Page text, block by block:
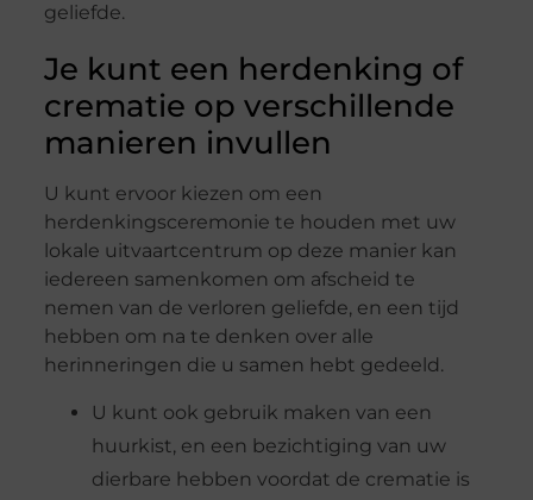
geliefde.
Je kunt een herdenking of
crematie op verschillende
manieren invullen
U kunt ervoor kiezen om een
herdenkingsceremonie te houden met uw
lokale uitvaartcentrum op deze manier kan
iedereen samenkomen om afscheid te
nemen van de verloren geliefde, en een tijd
hebben om na te denken over alle
herinneringen die u samen hebt gedeeld.
U kunt ook gebruik maken van een
huurkist, en een bezichtiging van uw
dierbare hebben voordat de crematie is